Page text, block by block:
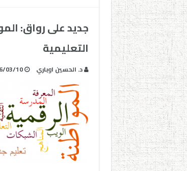
جديد على رواق:
التعليمية
د. الحسين اوباري 03/10